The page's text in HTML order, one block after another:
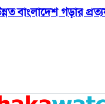
বাংলাদেশ গড়ার